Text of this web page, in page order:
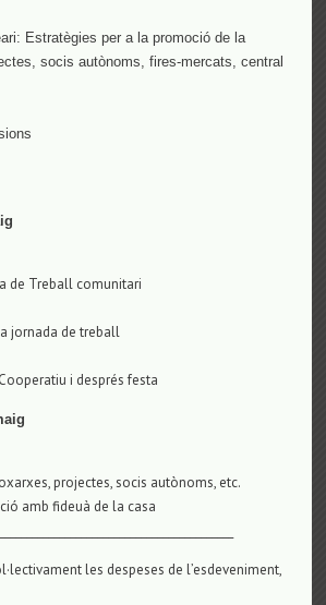
Estratègies per a la promoció de la
socis autònoms, fires-mercats, central
de Treball comunitari
jornada de treball
i després festa
projectes, socis autònoms, etc.
amb fideuà de la casa
les despeses de l’esdeveniment,